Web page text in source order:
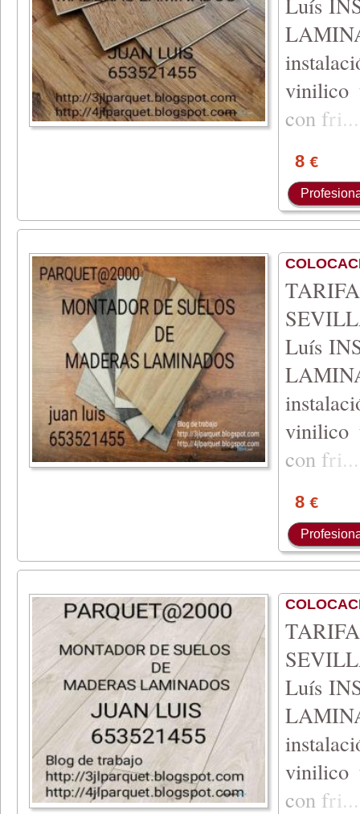
vinilico
con fri...
8 €
Luís
vinilico
con fri...
8 €
Luís
vinilico
con fri...